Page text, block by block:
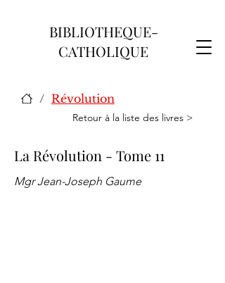
BIBLIOTHEQUE-
CATHOLIQUE
/ Révolution
Retour à la liste des livres >
La Révolution - Tome 11
Mgr Jean-Joseph Gaume